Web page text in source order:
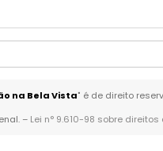
na Bela Vista" é de direito
– Lei n° 9.610-98 sobre